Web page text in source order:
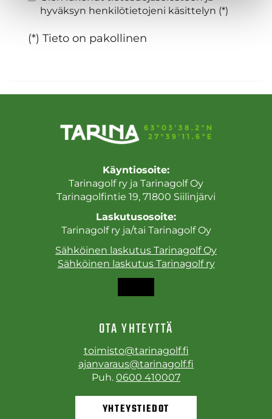
hyväksyn henkilötietojeni käsittelyn (*)
(*) Tieto on pakollinen
Käyntiosoite:
Tarinagolf ry ja Tarinagolf Oy
Tarinagolfintie 19, 71800 Siilinjärvi
Laskutusosoite:
Tarinagolf ry ja/tai Tarinagolf Oy
Sähköinen laskutus Tarinagolf Oy
Sähköinen laskutus Tarinagolf ry
OTA YHTEYTTÄ
toimisto@tarinagolf.fi
ajanvaraus@tarinagolf.fi
Puh. 0600 410007
YHTEYSTIEDOT